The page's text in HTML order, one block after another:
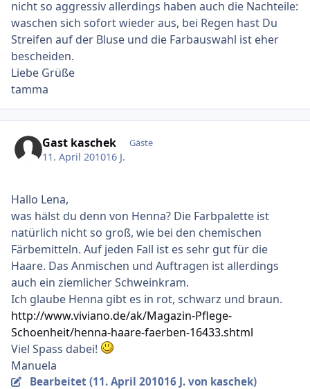
nicht so aggressiv allerdings haben auch die Nachteile:
waschen sich sofort wieder aus, bei Regen hast Du
Streifen auf der Bluse und die Farbauswahl ist eher
bescheiden.
Liebe Grüße
tamma
Gast kaschek Gäste
11. April 201016 J.
Hallo Lena,
was hälst du denn von Henna? Die Farbpalette ist
natürlich nicht so groß, wie bei den chemischen
Färbemitteln. Auf jeden Fall ist es sehr gut für die
Haare. Das Anmischen und Auftragen ist allerdings
auch ein ziemlicher Schweinkram.
Ich glaube Henna gibt es in rot, schwarz und braun.
http://www.viviano.de/ak/Magazin-Pflege-
Schoenheit/henna-haare-faerben-16433.shtml
Viel Spass dabei!
Manuela
Bearbeitet (11. April 201016 J.von kaschek)